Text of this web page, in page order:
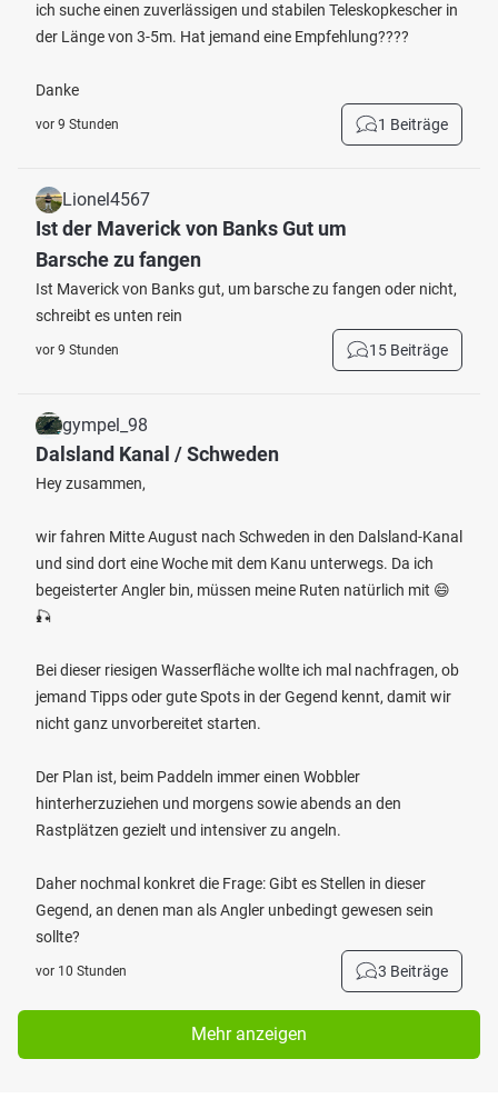
ich suche einen zuverlässigen und stabilen Teleskopkescher in
der Länge von 3-5m. Hat jemand eine Empfehlung????
Danke
vor 9 Stunden 1 Beiträge
Lionel4567
Ist der Maverick von Banks Gut um
Barsche zu fangen
Ist Maverick von Banks gut, um barsche zu fangen oder nicht,
schreibt es unten rein
vor 9 Stunden 15 Beiträge
gympel_98
Dalsland Kanal / Schweden
Hey zusammen,
wir fahren Mitte August nach Schweden in den Dalsland-Kanal
und sind dort eine Woche mit dem Kanu unterwegs. Da ich
begeisterter Angler bin, müssen meine Ruten natürlich mit 😄
🎣
Bei dieser riesigen Wasserfläche wollte ich mal nachfragen, ob
jemand Tipps oder gute Spots in der Gegend kennt, damit wir
nicht ganz unvorbereitet starten.
Der Plan ist, beim Paddeln immer einen Wobbler
hinterherzuziehen und morgens sowie abends an den
Rastplätzen gezielt und intensiver zu angeln.
Daher nochmal konkret die Frage: Gibt es Stellen in dieser
Gegend, an denen man als Angler unbedingt gewesen sein
sollte?
vor 10 Stunden 3 Beiträge
Mehr anzeigen